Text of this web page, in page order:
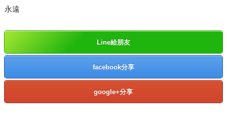
永遠
Line給朋友
facebook分享
google+分享